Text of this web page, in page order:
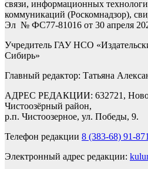
связи, информационных
коммуникаций (Роскомнадзор),
Эл № ФС77-81016 от 30 апреля
Учредитель ГАУ НСО
Сибирь»
Главный редактор: Татьяна
АДРЕС РЕДАКЦИИ: 632721,
Чистоозёрный район,
р.п. Чистоозерное, ул. Победы, 9.
Телефон редакции 8 (383-68) 91-871
Электронный адрес редакции: